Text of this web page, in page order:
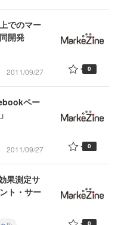
でのマー
開発
2011/09/27 0
ペー
2011/09/27 0
果測定サ
ト・サー
0